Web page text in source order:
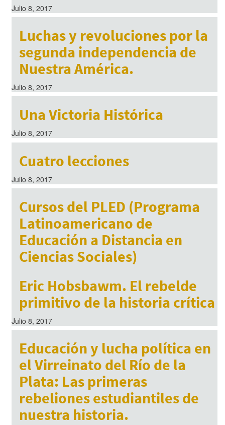
Julio 8, 2017
Luchas y revoluciones por la
segunda independencia de
Nuestra América.
Julio 8, 2017
Una Victoria Histórica
Julio 8, 2017
Cuatro lecciones
Julio 8, 2017
Cursos del PLED (Programa
Latinoamericano de
Educación a Distancia en
Ciencias Sociales)
Eric Hobsbawm. El rebelde
primitivo de la historia crítica
Julio 8, 2017
Educación y lucha política en
el Virreinato del Río de la
Plata: Las primeras
rebeliones estudiantiles de
nuestra historia.